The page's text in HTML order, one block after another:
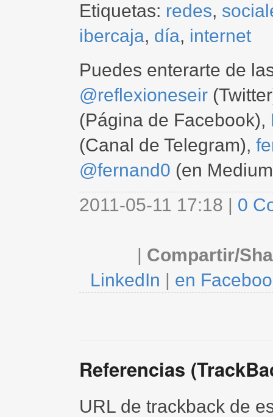
Etiquetas: redes,
ibercaja, día, internet
Puedes enterarte de
@reflexioneseir
(Página de Facebook),
(Canal de Telegram),
@fernand0 (en
2011-05-11 17:18 | 0
| Compartir/
LinkedIn | en
Referencias
URL de trackback de